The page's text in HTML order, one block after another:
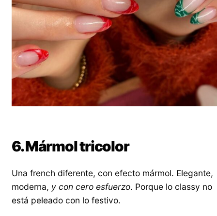
6. Mármol tricolor
Una french diferente, con efecto mármol. Elegante,
moderna, y con cero esfuerzo. Porque lo classy no
está peleado con lo festivo.